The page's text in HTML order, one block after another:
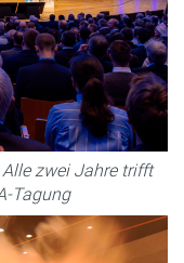
Alle zwei Jahre trifft
Tagung